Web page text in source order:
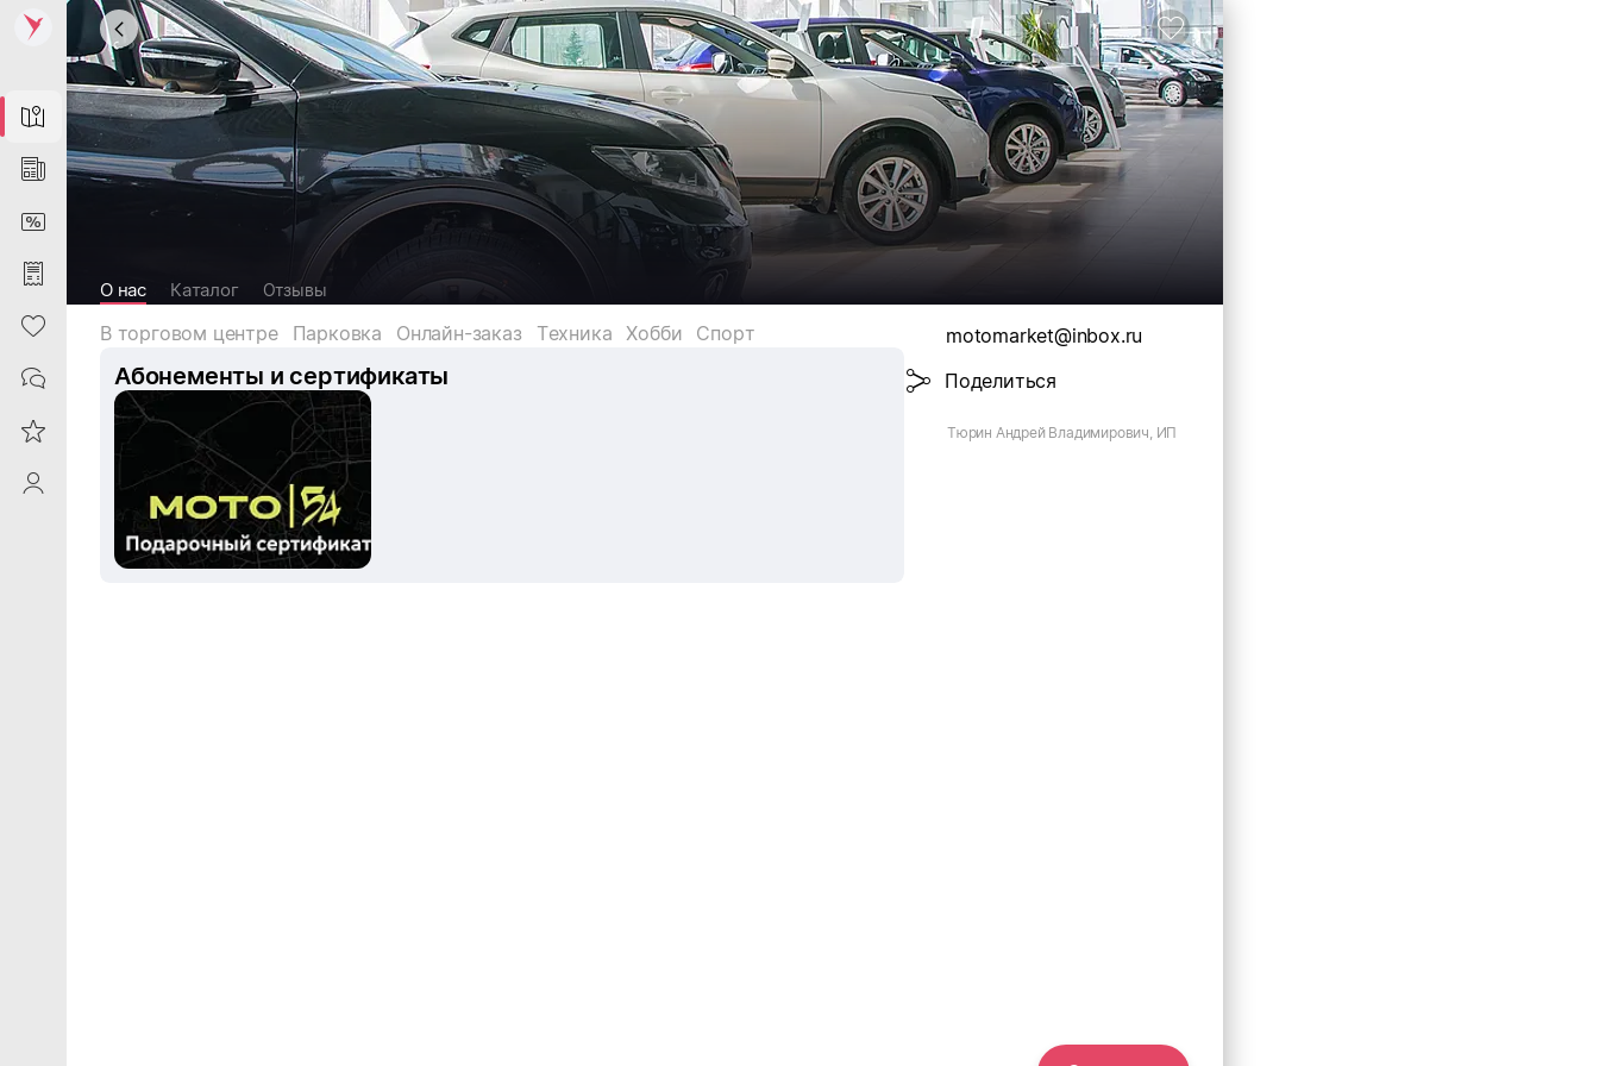
Map
News
DiscountCard
Purchases
Heart
Contacts
Reviews
ProfileSaby
О нас Каталог Отзывы
В торговом центре Парковка Онлайн-заказ Техника Хобби Спорт
Абонементы и сертификаты
motomarket@inbox.ru
Поделиться
Тюрин Андрей Владимирович, ИП